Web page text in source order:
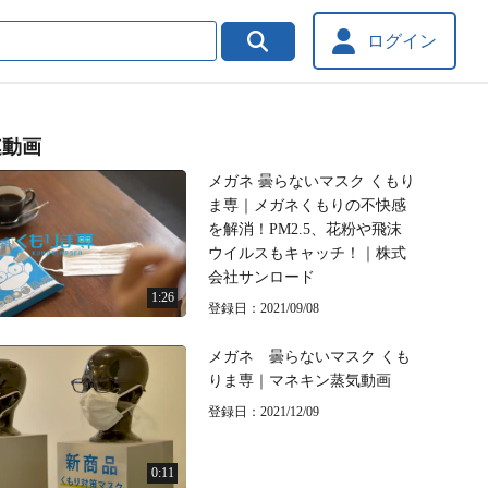
ログイン
画
1:26
メガネ 曇らないマスク くもり
ま専｜メガネくもりの不快感
を解消！PM2.5、花粉や飛沫
ウイルスもキャッチ！｜株式
会社サンロード
登録日：2021/09/08
0:11
メガネ 曇らないマスク くも
りま専｜マネキン蒸気動画
登録日：2021/12/09